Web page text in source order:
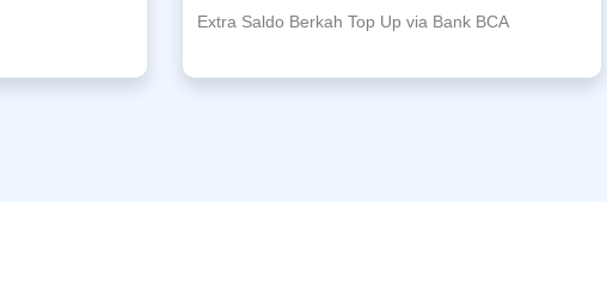
Extra Saldo Berkah Top Up via Bank BCA